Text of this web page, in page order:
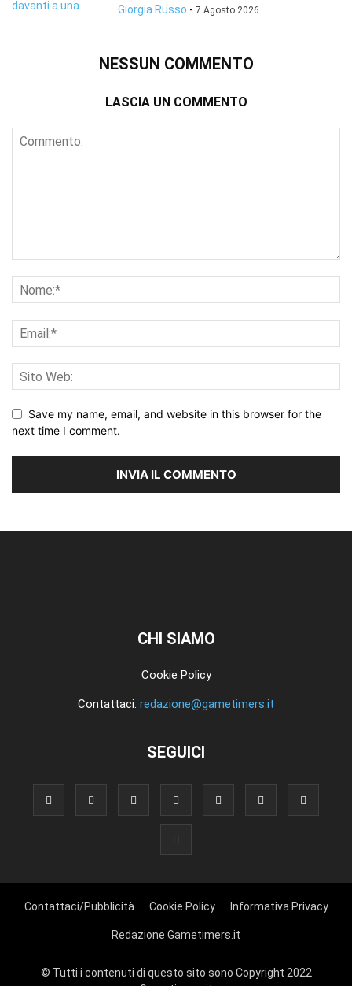
Giorgia Russo - 7 Agosto 2026
NESSUN COMMENTO
LASCIA UN COMMENTO
Save my name, email, and website in this browser for the
next time I comment.
CHI SIAMO
Cookie Policy
Contattaci: redazione@gametimers.it
SEGUICI
Contattaci/Pubblicità Cookie Policy Informativa Privacy
Redazione Gametimers.it
© Tutti i contenuti di questo sito sono Copyright 2022